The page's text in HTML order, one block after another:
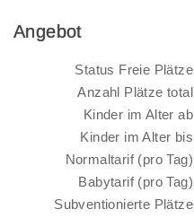
Angebot
Status Freie Plätze
Anzahl Plätze total
Kinder im Alter ab
Kinder im Alter bis
Normaltarif (pro Tag)
Babytarif (pro Tag)
Subventionierte Plätze